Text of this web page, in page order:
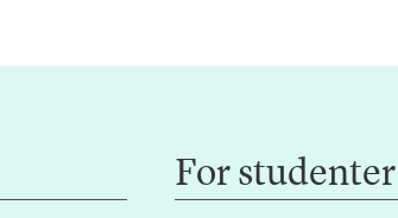
For studenter